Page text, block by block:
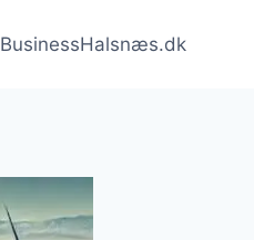
BusinessHalsnæs.dk